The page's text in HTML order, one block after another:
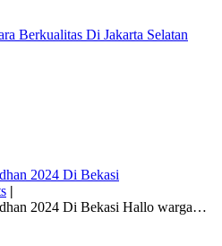
Berkualitas Di Jakarta Selatan
2024 Di Bekasi
|
2024 Di Bekasi Hallo warga…